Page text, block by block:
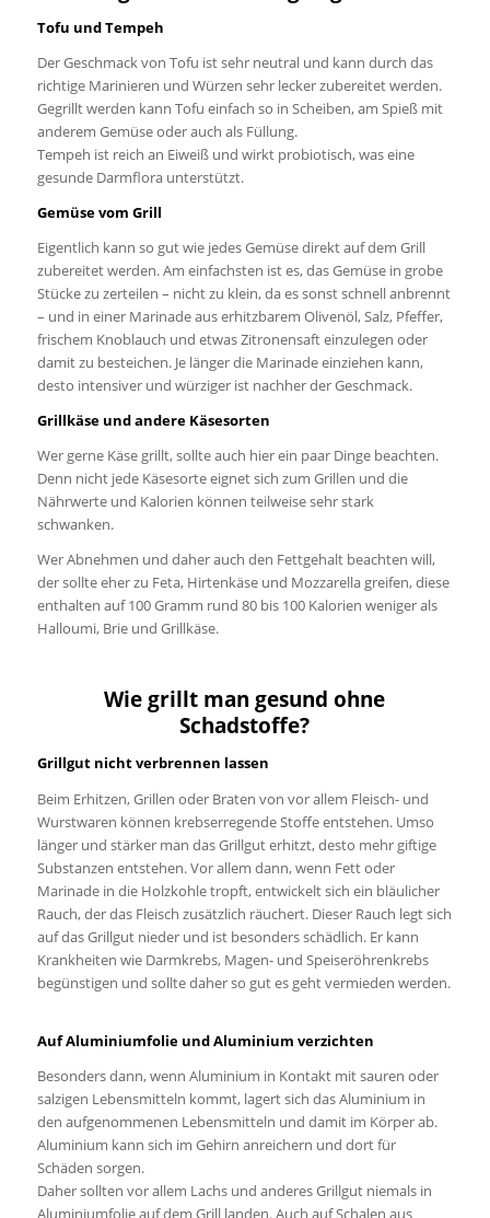
Tofu und Tempeh
Der Geschmack von Tofu ist sehr neutral und kann durch das
richtige Marinieren und Würzen sehr lecker zubereitet werden.
Gegrillt werden kann Tofu einfach so in Scheiben, am Spieß mit
anderem Gemüse oder auch als Füllung.
Tempeh ist reich an Eiweiß und wirkt probiotisch, was eine
gesunde Darmflora unterstützt.
Gemüse vom Grill
Eigentlich kann so gut wie jedes Gemüse direkt auf dem Grill
zubereitet werden. Am einfachsten ist es, das Gemüse in grobe
Stücke zu zerteilen – nicht zu klein, da es sonst schnell anbrennt
– und in einer Marinade aus erhitzbarem Olivenöl, Salz, Pfeffer,
frischem Knoblauch und etwas Zitronensaft einzulegen oder
damit zu besteichen. Je länger die Marinade einziehen kann,
desto intensiver und würziger ist nachher der Geschmack.
Grillkäse und andere Käsesorten
Wer gerne Käse grillt, sollte auch hier ein paar Dinge beachten.
Denn nicht jede Käsesorte eignet sich zum Grillen und die
Nährwerte und Kalorien können teilweise sehr stark
schwanken.
Wer Abnehmen und daher auch den Fettgehalt beachten will,
der sollte eher zu Feta, Hirtenkäse und Mozzarella greifen, diese
enthalten auf 100 Gramm rund 80 bis 100 Kalorien weniger als
Halloumi, Brie und Grillkäse.
Wie grillt man gesund ohne
Schadstoffe?
Grillgut nicht verbrennen lassen
Beim Erhitzen, Grillen oder Braten von vor allem Fleisch- und
Wurstwaren können krebserregende Stoffe entstehen. Umso
länger und stärker man das Grillgut erhitzt, desto mehr giftige
Substanzen entstehen. Vor allem dann, wenn Fett oder
Marinade in die Holzkohle tropft, entwickelt sich ein bläulicher
Rauch, der das Fleisch zusätzlich räuchert. Dieser Rauch legt sich
auf das Grillgut nieder und ist besonders schädlich. Er kann
Krankheiten wie Darmkrebs, Magen- und Speiseröhrenkrebs
begünstigen und sollte daher so gut es geht vermieden werden.
Auf Aluminiumfolie und Aluminium verzichten
Besonders dann, wenn Aluminium in Kontakt mit sauren oder
salzigen Lebensmitteln kommt, lagert sich das Aluminium in
den aufgenommenen Lebensmitteln und damit im Körper ab.
Aluminium kann sich im Gehirn anreichern und dort für
Schäden sorgen.
Daher sollten vor allem Lachs und anderes Grillgut niemals in
Aluminiumfolie auf dem Grill landen. Auch auf Schalen aus